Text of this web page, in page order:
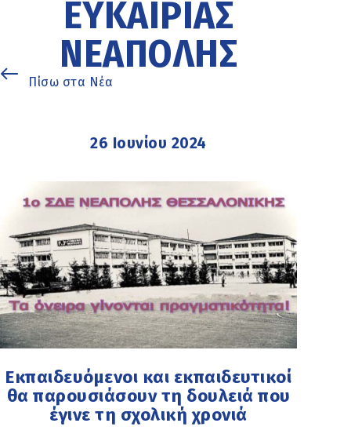
ΕΥΚΑΙΡΊΑΣ
ΝΕΆΠΟΛΗΣ
Πίσω στα Νέα
26 Ιουνίου 2024
Εκπαιδευόμενοι και εκπαιδευτικοί
θα παρουσιάσουν τη δουλειά που
έγινε τη σχολική χρονιά